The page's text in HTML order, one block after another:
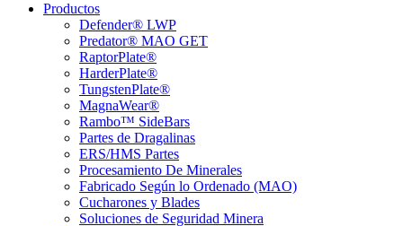
Productos
Defender® LWP
Predator® MAO GET
RaptorPlate®
HarderPlate®
TungstenPlate®
MagnaWear®
Rambo™ SideBars
Partes de Dragalinas
ERS/HMS Partes
Procesamiento De Minerales
Fabricado Según lo Ordenado (MAO)
Cucharones y Blades
Soluciones de Seguridad Minera